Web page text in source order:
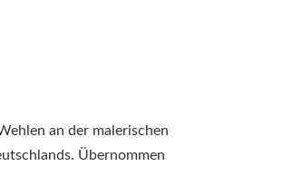
an der malerischen
Übernommen